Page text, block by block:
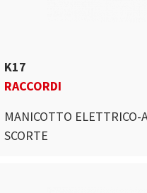
K17
RACCORDI
MANICOTTO ELETTRICO-
SCORTE